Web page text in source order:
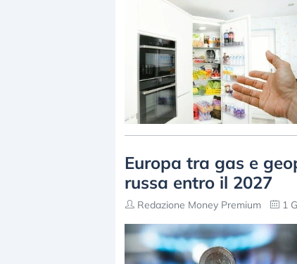
Europa tra gas e
russa entro il 2027
Redazione Money Premium 1